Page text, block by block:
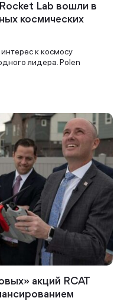
Lab вошли в
космических
к космосу
лидера. Polen
акций RCAT